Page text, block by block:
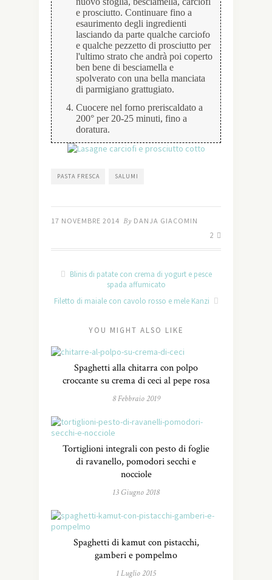
e prosciutto. Continuare fino a
esaurimento degli ingredienti
lasciando da parte qualche carciofo
e qualche pezzetto di prosciutto per
l'ultimo strato che andrà poi coperto
ben bene di besciamella e
spolverato con una bella manciata
di parmigiano grattugiato.
Cuocere nel forno preriscaldato a
200° per 20-25 minuti, fino a
doratura.
PASTA FRESCA SALUMI
17 NOVEMBRE 2014 By DANJA GIACOMIN
2
Blinis di patate con crema di yogurt e pesce
spada affumicato
Filetto di maiale con cavolo rosso e mele Kanzi
YOU MIGHT ALSO LIKE
Spaghetti alla chitarra con polpo
croccante su crema di ceci al pepe rosa
8 Febbraio 2019
Tortiglioni integrali con pesto di foglie
di ravanello, pomodori secchi e
nocciole
13 Giugno 2018
Spaghetti di kamut con pistacchi,
gamberi e pompelmo
1 Luglio 2015